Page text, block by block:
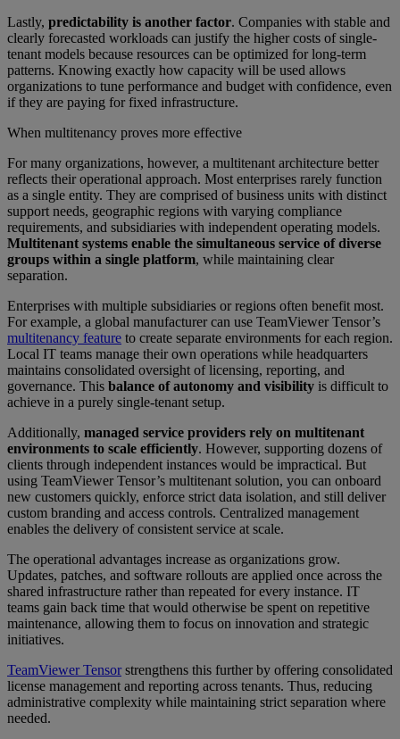
Lastly, predictability is another factor. Companies with stable and
clearly forecasted workloads can justify the higher costs of single-
tenant models because resources can be optimized for long-term
patterns. Knowing exactly how capacity will be used allows
organizations to tune performance and budget with confidence, even
if they are paying for fixed infrastructure.
When multitenancy proves more effective
For many organizations, however, a multitenant architecture better
reflects their operational approach. Most enterprises rarely function
as a single entity. They are comprised of business units with distinct
support needs, geographic regions with varying compliance
requirements, and subsidiaries with independent operating models.
Multitenant systems enable the simultaneous service of diverse
groups within a single platform, while maintaining clear
separation.
Enterprises with multiple subsidiaries or regions often benefit most.
For example, a global manufacturer can use TeamViewer Tensor’s
multitenancy feature to create separate environments for each region.
Local IT teams manage their own operations while headquarters
maintains consolidated oversight of licensing, reporting, and
governance. This balance of autonomy and visibility is difficult to
achieve in a purely single-tenant setup.
Additionally, managed service providers rely on multitenant
environments to scale efficiently. However, supporting dozens of
clients through independent instances would be impractical. But
using TeamViewer Tensor’s multitenant solution, you can onboard
new customers quickly, enforce strict data isolation, and still deliver
custom branding and access controls. Centralized management
enables the delivery of consistent service at scale.
The operational advantages increase as organizations grow.
Updates, patches, and software rollouts are applied once across the
shared infrastructure rather than repeated for every instance. IT
teams gain back time that would otherwise be spent on repetitive
maintenance, allowing them to focus on innovation and strategic
initiatives.
TeamViewer Tensorstrengthens this further by offering consolidated
license management and reporting across tenants. Thus, reducing
administrative complexity while maintaining strict separation where
needed.